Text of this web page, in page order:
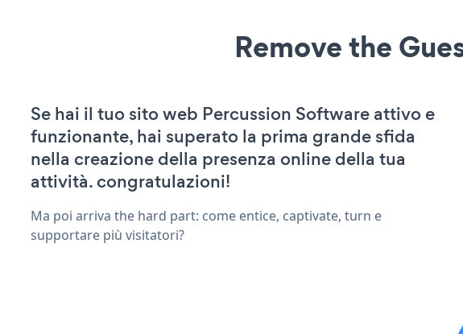
Remove the
Se hai il tuo sito web Percussion Software attivo e
funzionante, hai superato la prima grande sfida
nella creazione della presenza online della tua
attività. congratulazioni!
Ma poi arriva the hard part: come entice, captivate, turn e
supportare più visitatori?